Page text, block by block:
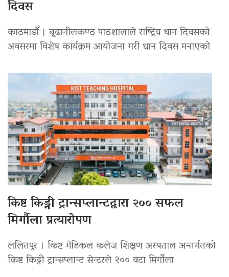
दिवस
काठमाडौँ । बूढानीलकण्ठ पाठशालाले राष्ट्रिय धान दिवसको
अवसरमा विशेष कार्यक्रम आयोजना गरी धान दिवस मनाएको
किष्ट किड्नी ट्रान्सप्लान्टद्वारा २०० सफल
मिर्गौला प्रत्यारोपण
ललितपुर । किष्ट मेडिकल कलेज शिक्षण अस्पताल अन्तर्गतको
किष्ट किड्नी ट्रान्सप्लान्ट सेन्टरले २०० वटा मिर्गौला